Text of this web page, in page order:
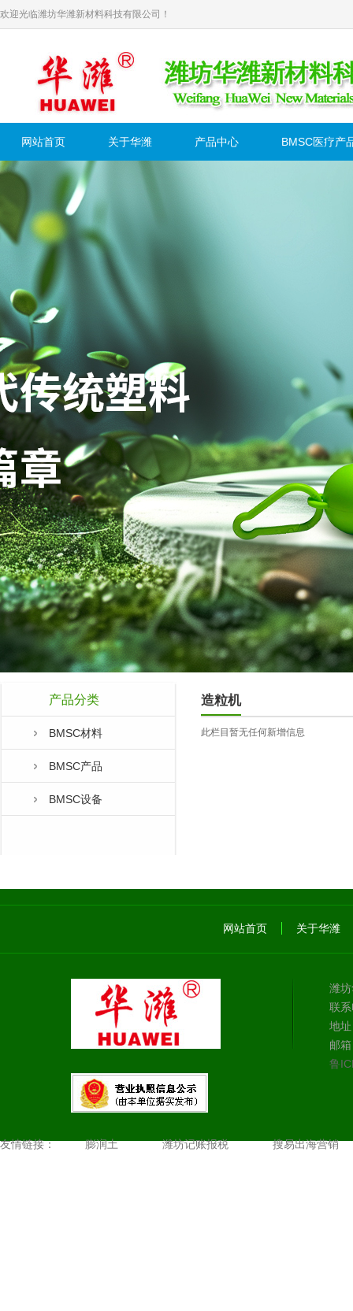
欢迎光临潍坊华潍新材料科技有限公司！
网站首页 关于华潍 产品中心 BMSC医疗产
产品分类
BMSC材料
BMSC产品
BMSC设备
造粒机
此栏目暂无任何新增信息
网站首页 关于华潍
潍
联
地
邮
鲁
友情链接： 膨润土 潍坊记账报税 搜易出海营销